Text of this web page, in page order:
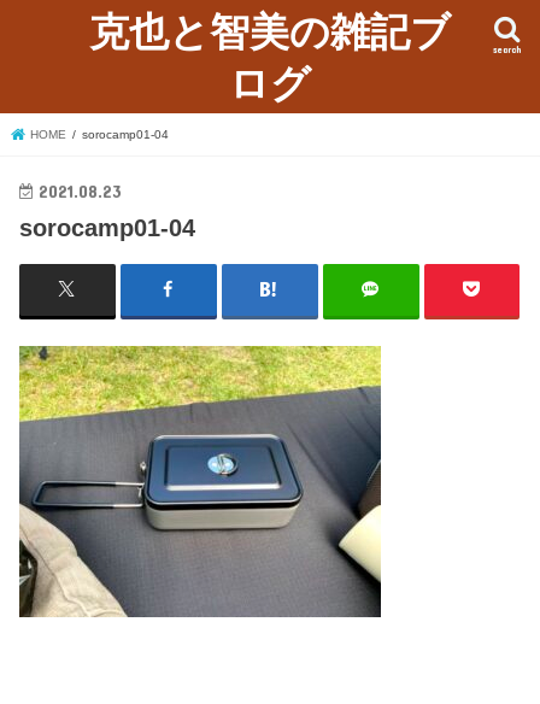
克也と智美の雑記ブ
ログ
search
HOME sorocamp01-04
2021.08.23
sorocamp01-04